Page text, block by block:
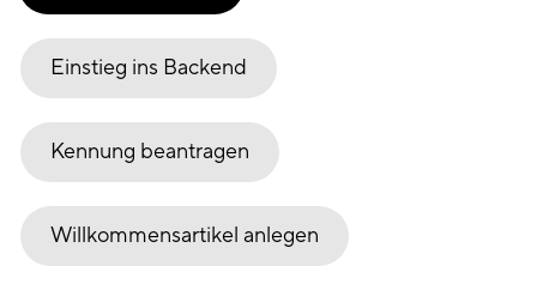
Einstieg ins Backend
Kennung beantragen
Willkommensartikel anlegen